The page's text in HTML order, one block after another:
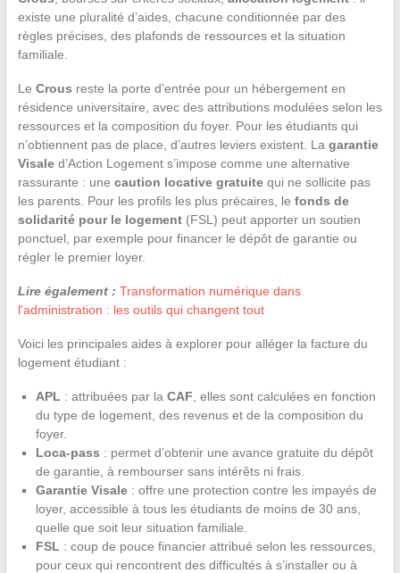
existe une pluralité d’aides, chacune conditionnée par des
règles précises, des plafonds de ressources et la situation
familiale.
Le Crous reste la porte d’entrée pour un hébergement en
résidence universitaire, avec des attributions modulées selon les
ressources et la composition du foyer. Pour les étudiants qui
n’obtiennent pas de place, d’autres leviers existent. La garantie
Visaled’Action Logement s’impose comme une alternative
rassurante : une caution locative gratuitequi ne sollicite pas
les parents. Pour les profils les plus précaires, le fonds de
solidarité pour le logement(FSL) peut apporter un soutien
ponctuel, par exemple pour financer le dépôt de garantie ou
régler le premier loyer.
Lire également : Transformation numérique dans
l'administration : les outils qui changent tout
Voici les principales aides à explorer pour alléger la facture du
logement étudiant :
APL : attribuées par la CAF , elles sont calculées en fonction
du type de logement, des revenus et de la composition du
foyer.
Loca-pass : permet d’obtenir une avance gratuite du dépôt
de garantie, à rembourser sans intérêts ni frais.
Garantie Visale: offre une protection contre les impayés de
loyer, accessible à tous les étudiants de moins de 30 ans,
quelle que soit leur situation familiale.
FSL : coup de pouce financier attribué selon les ressources,
pour ceux qui rencontrent des difficultés à s’installer ou à